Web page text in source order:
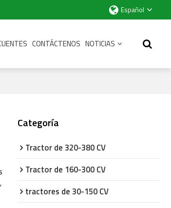
Español
CONTÁCTENOS NOTICIAS
Categoría
Tractor de 320-380 CV
Tractor de 160-300 CV
tractores de 30-150 CV